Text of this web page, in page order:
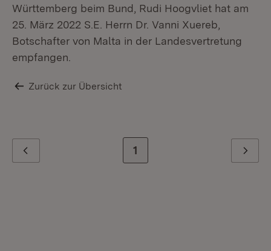
Württemberg beim Bund, Rudi Hoogvliet hat am
25. März 2022 S.E. Herrn Dr. Vanni Xuereb,
Botschafter von Malta in der Landesvertretung
empfangen.
Zurück zur Übersicht
Zur letzten Seite
1 Weiter